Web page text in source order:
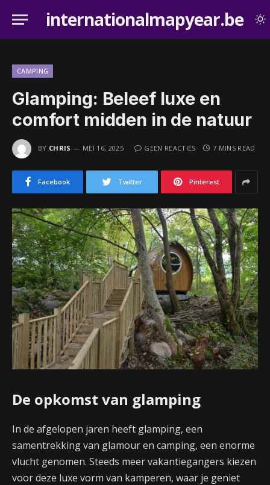
internationalmapyear.be
CAMPING
Glamping: Beleef luxe en
comfort midden in de natuur
BY CHRIS MEI 16, 2025 GEEN REACTIES 7 MINS READ
Facebook Twitter Pinterest
De opkomst van glamping
In de afgelopen jaren heeft glamping, een
samentrekking van glamour en camping, een enorme
vlucht genomen. Steeds meer vakantiegangers kiezen
voor deze luxe vorm van kamperen, waar je geniet